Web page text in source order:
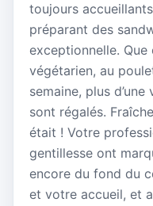
toujours
préparant des
exceptionnelle.
végétarien, au
semaine, plus
sont régalés.
était ! Votre
gentillesse ont
encore du fond du
et votre accueil, et